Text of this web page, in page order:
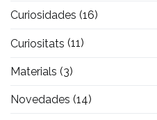
Curiosidades (16)
Curiositats (11)
Materials (3)
Novedades (14)